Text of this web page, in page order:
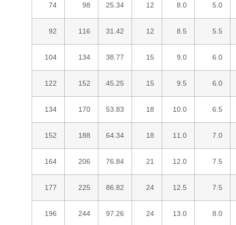
5.0
8.0
12
25.34
98
74
5.5
8.5
12
31.42
116
92
6.0
9.0
15
38.77
134
104
6.0
9.5
15
45.25
152
122
6.5
10.0
18
53.83
170
134
7.0
11.0
18
64.34
188
152
7.5
12.0
21
76.84
206
164
7.5
12.5
24
86.82
225
177
8.0
13.0
24
97.26
244
196